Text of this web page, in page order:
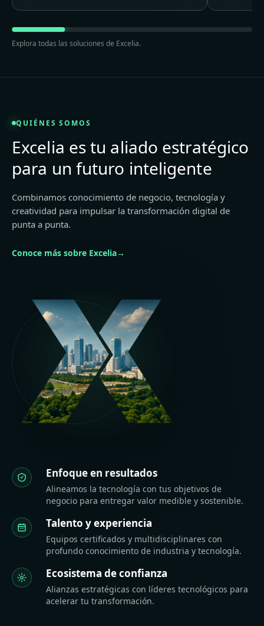
Explora todas las soluciones de Excelia.
QUIÉNES SOMOS
Excelia es tu aliado estratégico
para un futuro inteligente
Combinamos conocimiento de negocio, tecnología y
creatividad para impulsar la transformación digital de
punta a punta.
Conoce más sobre Excelia→
Enfoque en resultados
Alineamos la tecnología con tus objetivos de
negocio para entregar valor medible y sostenible.
Talento y experiencia
Equipos certificados y multidisciplinares con
profundo conocimiento de industria y tecnología.
Ecosistema de confianza
Alianzas estratégicas con líderes tecnológicos para
acelerar tu transformación.